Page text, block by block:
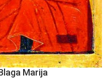
Marija